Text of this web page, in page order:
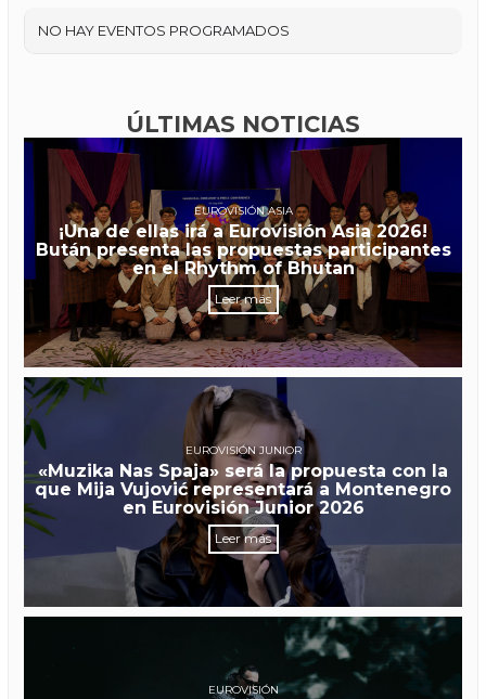
NO HAY EVENTOS PROGRAMADOS
ÚLTIMAS NOTICIAS
EUROVISIÓN ASIA
¡Una de ellas irá a Eurovisión Asia 2026!
Bután presenta las propuestas participantes
en el Rhythm of Bhutan
Leer más
EUROVISIÓN JUNIOR
«Muzika Nas Spaja» será la propuesta con la
que Mija Vujović representará a Montenegro
en Eurovisión Junior 2026
Leer más
EUROVISIÓN